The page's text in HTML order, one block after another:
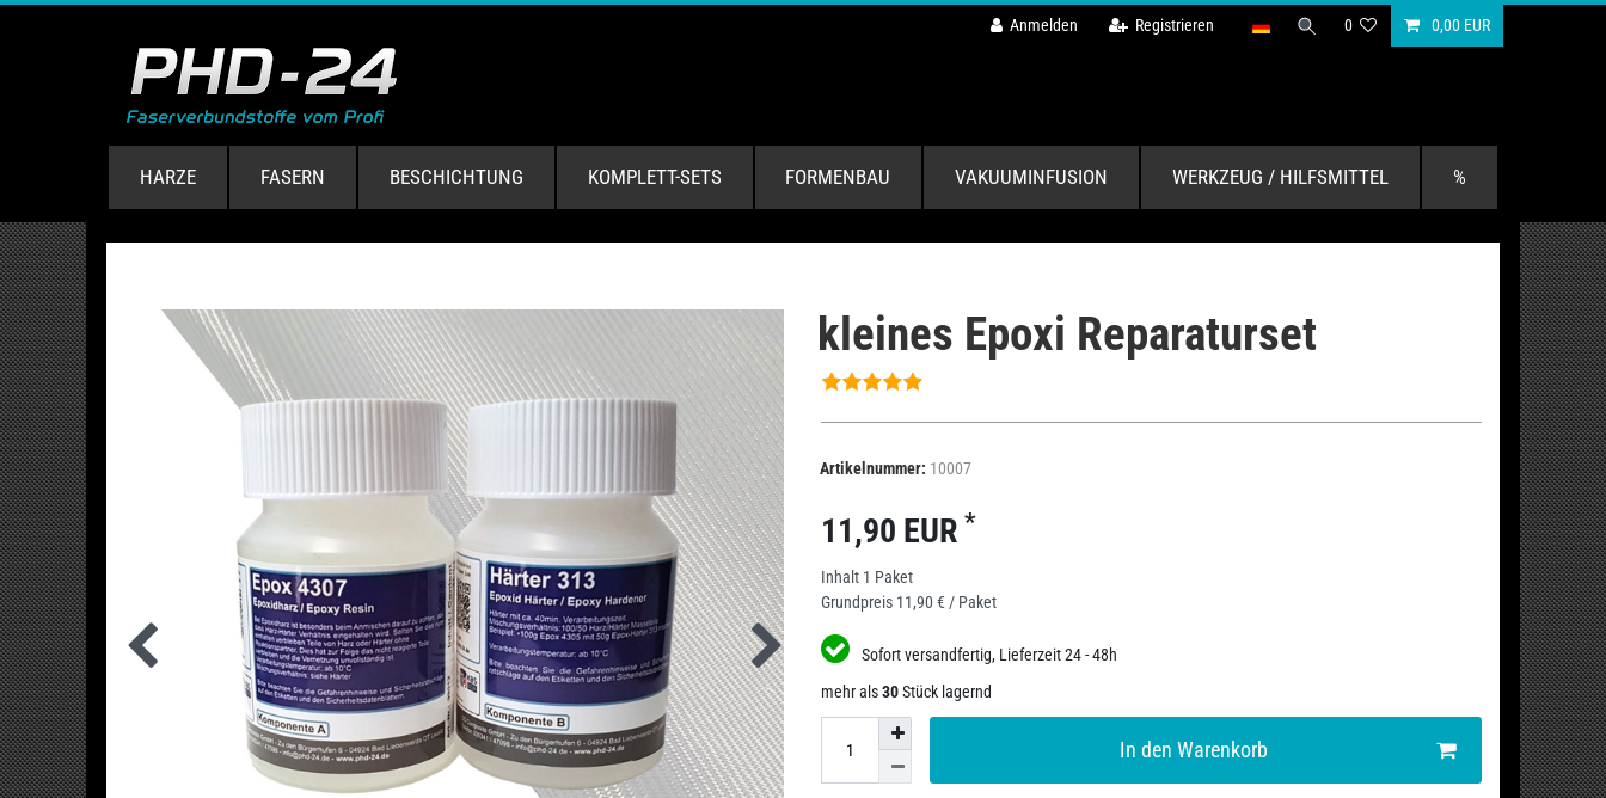
Anmelden Registrieren 0 0,00 EUR
HARZE FASERN BESCHICHTUNG KOMPLETT-SETS FORMENBAU VAKUUMINFUSION WERKZEUG / HILFSMITTEL %
kleines Epoxi Reparaturset
Artikelnummer: 10007
11,90 EUR *
Inhalt 1 Paket
Grundpreis 11,90 € / Paket
Sofort versandfertig, Lieferzeit 24 - 48h
mehr als30Stück lagernd
In den Warenkorb